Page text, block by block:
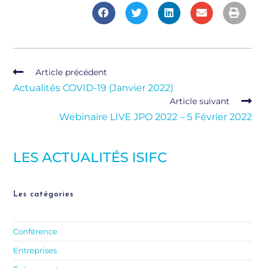
Article précédent
Actualités COVID-19 (Janvier 2022)
Article suivant
Webinaire LIVE JPO 2022 – 5 Février 2022
LES ACTUALITÉS ISIFC
Les catégories
Conférence
Entreprises